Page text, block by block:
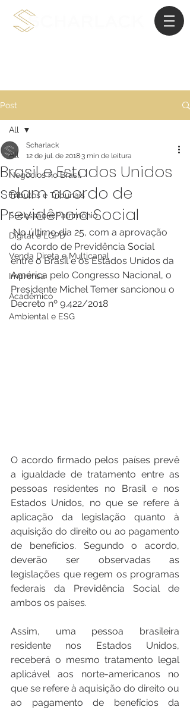
Post
All
Negócios no Brasil
Tributos e Tribunais
Sucessão e Patrimônio
Digital e LGPD
Venda Direta e Multicanal
Imprensa
Acadêmico
Ambiental e ESG
All
Brasil e Estados Unidos
selam acordo de
Previdência Social
Scharlack
12 de jul. de 20183 min de leitura
No último dia 25, com a aprovação
do Acordo de Previdência Social
entre o Brasil e os Estados Unidos da
América pelo Congresso Nacional, o
Presidente Michel Temer sancionou o
Decreto nº 9.422/2018
O acordo firmado pelos países prevê
a igualdade de tratamento entre as
pessoas residentes no Brasil e nos
Estados Unidos, no que se refere à
aplicação da legislação quanto à
aquisição do direito ou ao pagamento
de benefícios. Segundo o acordo,
deverão ser observadas as
legislações que regem os programas
federais da Previdência Social de
ambos os países.
Assim, uma pessoa brasileira
residente nos Estados Unidos,
receberá o mesmo tratamento legal
aplicável aos norte-americanos no
que se refere à aquisição do direito ou
ao pagamento de benefícios da